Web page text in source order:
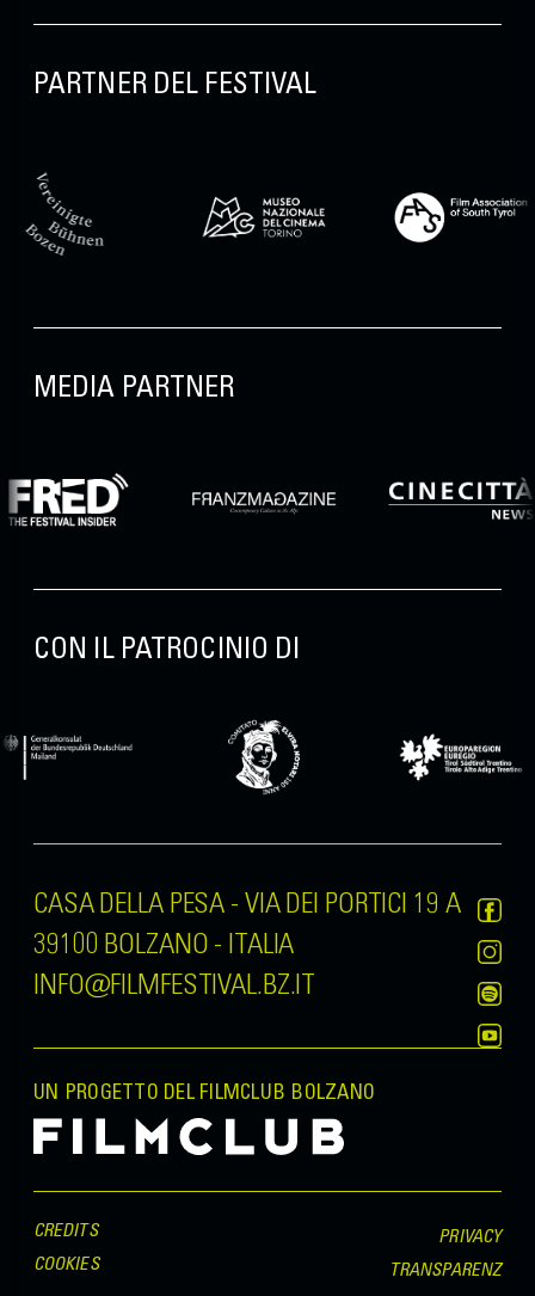
PARTNER DEL FESTIVAL
MEDIA PARTNER
CON IL PATROCINIO DI
CASA DELLA PESA - VIA DEI PORTICI 19 A
39100 BOLZANO - ITALIA
INFO@FILMFESTIVAL.BZ.IT
UN PROGETTO DEL FILMCLUB BOLZANO
CREDITS
PRIVACY
COOKIES
TRANSPARENZ